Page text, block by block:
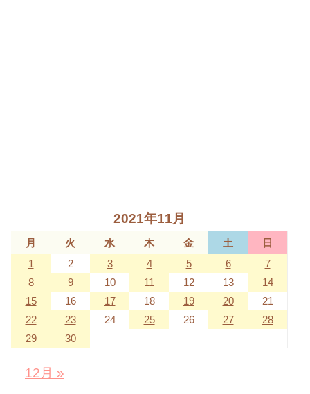
2021年11月
月 火 水 木 金 土
日
1
2 3 4 5 6
7
8
9 10 11 12 13
14
15
16 17 18 19 20
21
22
23 24 25 26 27
28
29
30
12月 »